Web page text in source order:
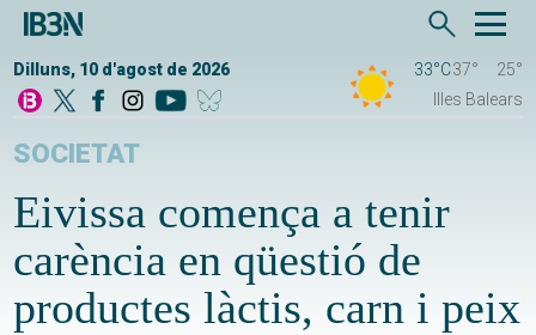
Dilluns, 10 d'agost de 2026 33°C37°
25°
Illes Balears
SOCIETAT
Eivissa comença a tenir
carència en qüestió de
productes làctis, carn i peix